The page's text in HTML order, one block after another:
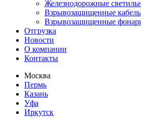
Железнодорожные
Взрывозащищенные
Взрывозащищенные
Отгрузка
Новости
О компании
Контакты
Москва
Пермь
Казань
Уфа
Иркутск